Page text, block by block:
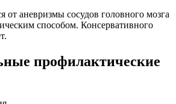
от аневризмы сосудов головного мозга
способом. Консервативного
профилактические